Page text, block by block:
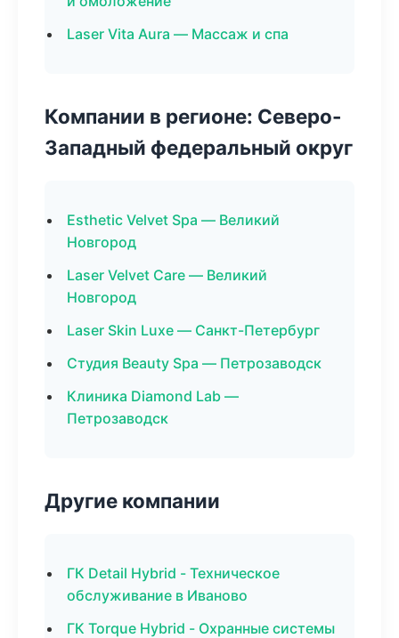
Laser Vita Aura — Массаж и спа
Компании в регионе: Северо-
Западный федеральный округ
Esthetic Velvet Spa — Великий
Новгород
Laser Velvet Care — Великий
Новгород
Laser Skin Luxe — Санкт-Петербург
Студия Beauty Spa — Петрозаводск
Клиника Diamond Lab —
Петрозаводск
Другие компании
ГК Detail Hybrid - Техническое
обслуживание в Иваново
ГК Torque Hybrid - Охранные системы